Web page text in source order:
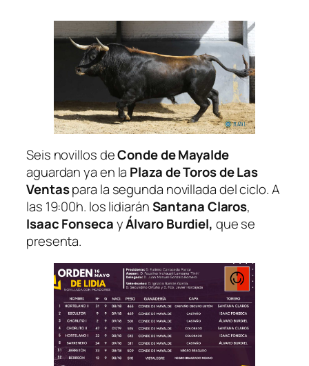
Seis novillos deConde de Mayalde
aguardan ya en la Plaza de Toros de Las
Ventaspara la segunda novillada del ciclo. A
las 19:00h. los lidiaránSantana Claros,
Isaac FonsecayÁlvaro Burdiel, que se
presenta.